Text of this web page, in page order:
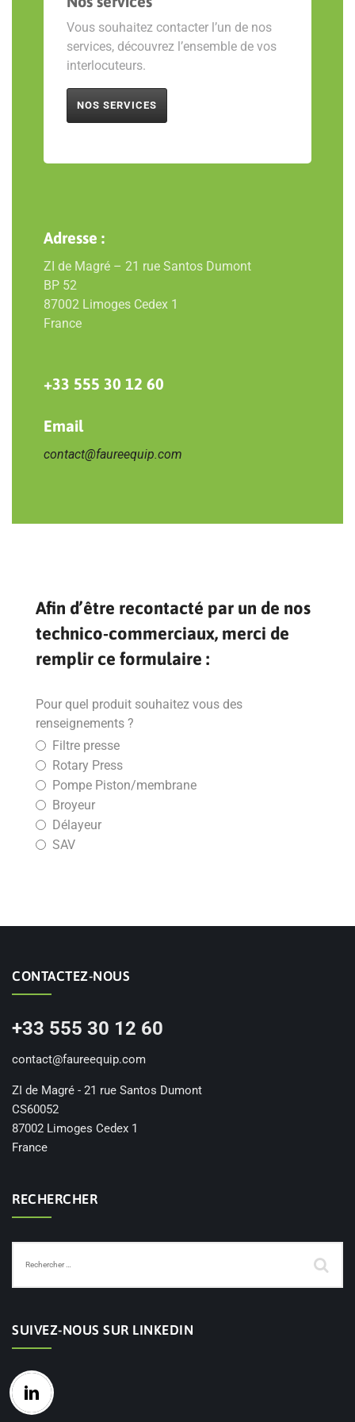
Vous souhaitez contacter l’un de nos
services, découvrez l’ensemble de vos
interlocuteurs.
NOS SERVICES
Adresse :
ZI de Magré – 21 rue Santos Dumont
BP 52
87002 Limoges Cedex 1
France
+33 555 30 12 60
Email
contact@faureequip.com
Afin d’être recontacté par un de nos
technico-commerciaux, merci de
remplir ce formulaire :
Pour quel produit souhaitez vous des
renseignements ?
Filtre presse
Rotary Press
Pompe Piston/membrane
Broyeur
Délayeur
SAV
CONTACTEZ-NOUS
+33 555 30 12 60
contact@faureequip.com
ZI de Magré - 21 rue Santos Dumont
CS60052
87002 Limoges Cedex 1
France
RECHERCHER
SUIVEZ-NOUS SUR LINKEDIN